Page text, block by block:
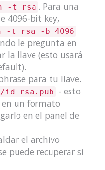
-t rsa . Para una
4096-bit key,
-t rsa -b 4096
le pregunta en
la llave (esto usará
para tu llave.
- esto
un formato
en el panel de
el archivo
puede recuperar si